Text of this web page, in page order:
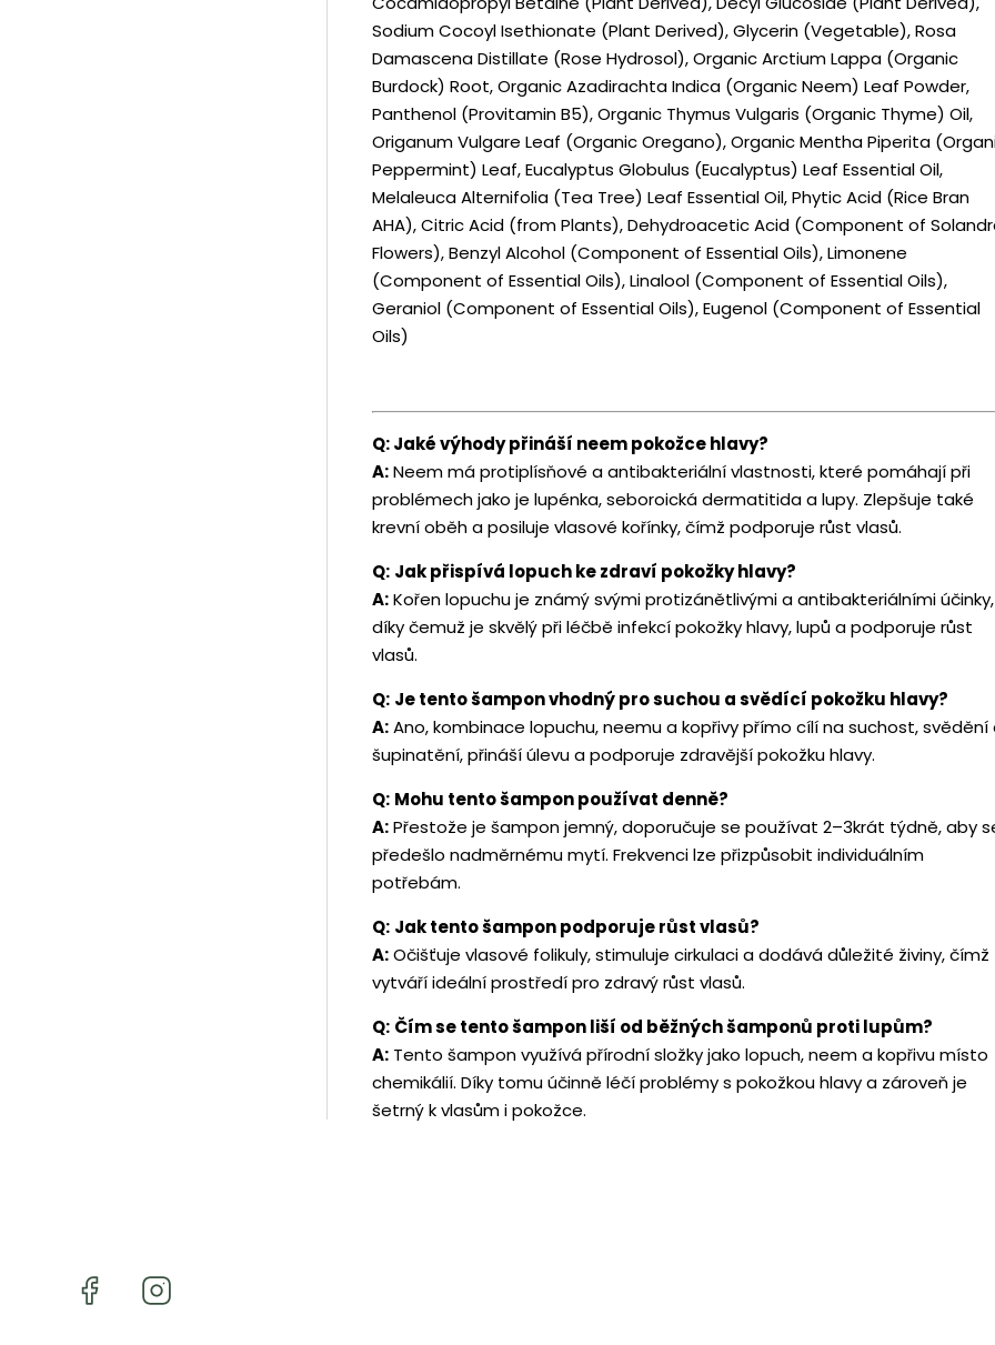
Sodium Cocoyl Isethionate (Plant Derived), Glycerin (Vegetable), Rosa
Damascena Distillate (Rose Hydrosol), Organic Arctium Lappa (Organic
Burdock) Root, Organic Azadirachta Indica (Organic Neem) Leaf Powder,
Panthenol (Provitamin B5), Organic Thymus Vulgaris (Organic Thyme) Oil,
Origanum Vulgare Leaf (Organic Oregano), Organic Mentha Piperita
Peppermint) Leaf, Eucalyptus Globulus (Eucalyptus) Leaf Essential Oil,
Melaleuca Alternifolia (Tea Tree) Leaf Essential Oil, Phytic Acid (Rice Bran
AHA), Citric Acid (from Plants), Dehydroacetic Acid (Component of
Flowers), Benzyl Alcohol (Component of Essential Oils), Limonene
(Component of Essential Oils), Linalool (Component of Essential Oils),
Geraniol (Component of Essential Oils), Eugenol (Component of Essential
Oils)
Q: Jaké výhody přináší neem pokožce hlavy?
A:Neem má protiplísňové a antibakteriální vlastnosti, které pomáhají při
problémech jako je lupénka, seboroická dermatitida a lupy. Zlepšuje také
krevní oběh a posiluje vlasové kořínky, čímž podporuje růst vlasů.
Q: Jak přispívá lopuch ke zdraví pokožky hlavy?
A:Kořen lopuchu je známý svými protizánětlivými a antibakteriálními účinky,
díky čemuž je skvělý při léčbě infekcí pokožky hlavy, lupů a podporuje růst
vlasů.
Q: Je tento šampon vhodný pro suchou a svědící pokožku hlavy?
A:Ano, kombinace lopuchu, neemu a kopřivy přímo cílí na suchost, svědění
šupinatění, přináší úlevu a podporuje zdravější pokožku hlavy.
Q: Mohu tento šampon používat denně?
A:Přestože je šampon jemný, doporučuje se používat 2–3krát týdně, aby
předešlo nadměrnému mytí. Frekvenci lze přizpůsobit individuálním
potřebám.
Q: Jak tento šampon podporuje růst vlasů?
A:Očišťuje vlasové folikuly, stimuluje cirkulaci a dodává důležité živiny, čímž
vytváří ideální prostředí pro zdravý růst vlasů.
Q: Čím se tento šampon liší od běžných šamponů proti lupům?
A: Tento šampon využívá přírodní složky jako lopuch, neem a kopřivu místo
chemikálií. Díky tomu účinně léčí problémy s pokožkou hlavy a zároveň je
šetrný k vlasům i pokožce.